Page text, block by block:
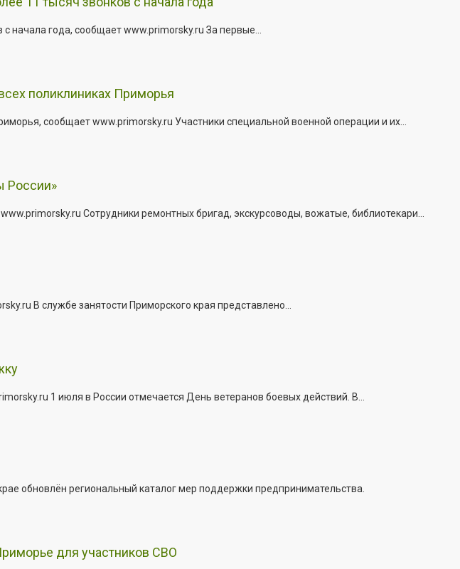
года, сообщает www.primorsky.ru За первые...
поликлиниках Приморья
сообщает www.primorsky.ru Участники специальной военной операции и их...
России»
Сотрудники ремонтных бригад, экскурсоводы, вожатые, библиотекари...
В службе занятости Приморского края представлено...
1 июля в России отмечается День ветеранов боевых действий. В...
обновлён региональный каталог мер поддержки предпринимательства.
для участников СВО